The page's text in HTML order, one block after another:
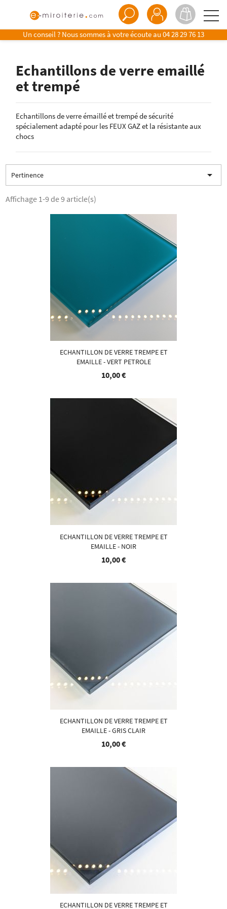
Un conseil ? Nous sommes à votre écoute au 04 28 29 76 13
Echantillons de verre emaillé
et trempé
Echantillons de verre émaillé et trempé de sécurité
spécialement adapté pour les FEUX GAZ et la résistante aux
chocs
Pertinence 
Affichage 1-9 de 9 article(s)
ECHANTILLON DE VERRE TREMPE ET
EMAILLE - VERT PETROLE
10,00 €
ECHANTILLON DE VERRE TREMPE ET
EMAILLE - NOIR
10,00 €
ECHANTILLON DE VERRE TREMPE ET
EMAILLE - GRIS CLAIR
10,00 €
ECHANTILLON DE VERRE TREMPE ET